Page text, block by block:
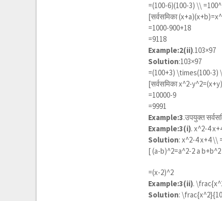
=(100-6)(100-3) \\
[सर्वसमिका
=1000-900+18
=9118
Example:2(ii).103×97
Solution:103×97
=(100+3) \times(100-3)
[सर्वसमिकाx^2-
=10000-9
=9991
Example:3.उपयुक्त
Example:3(i).x^2-4
Solution:x^2-4 x+4 \\
[(a-b)^2=a^2-2 a b+b^2
=(x-2)^2
Example:3(ii).
Solution: